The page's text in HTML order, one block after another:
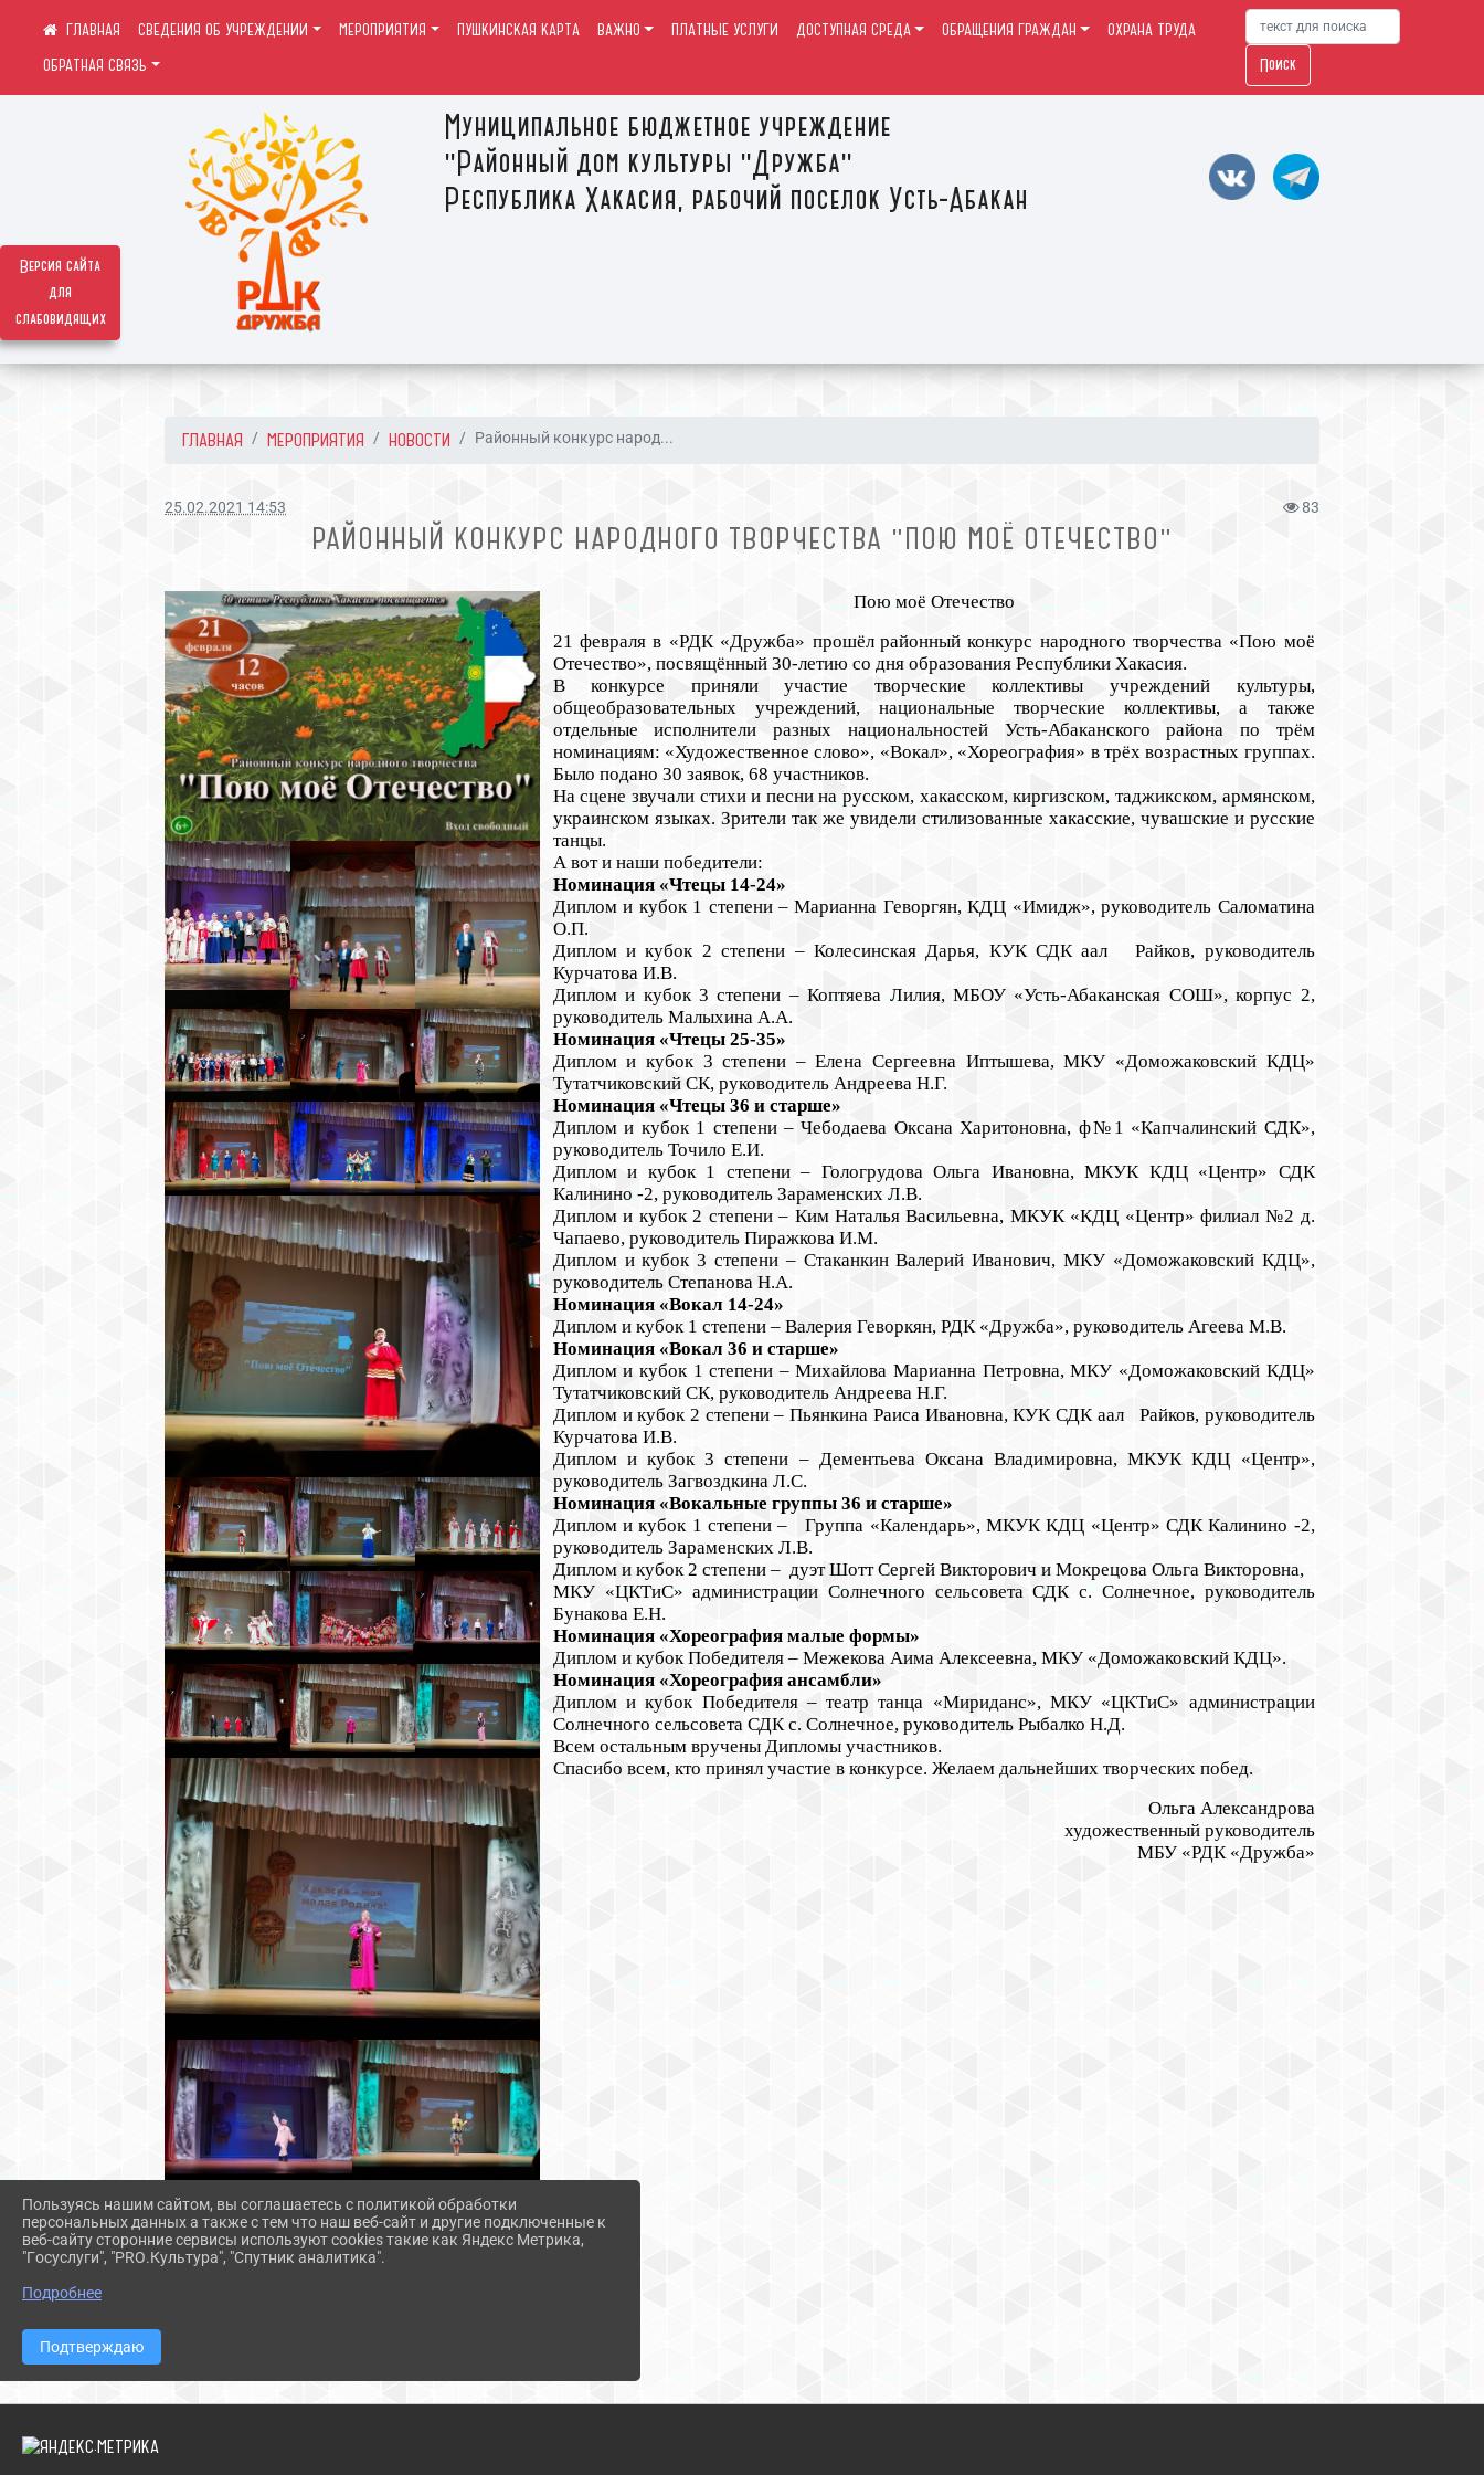
Версия сайта
для
слабовидящих
Муниципальное бюджетное учреждение
"Районный дом культуры "Дружба"
Республика Хакасия, рабочий поселок Усть-Абакан
СВЕДЕНИЯ ОБ УЧРЕЖДЕНИИ МЕРОПРИЯТИЯ ПУШКИНСКАЯ КАРТА ВАЖНО ПЛАТНЫЕ УСЛУГИ ДОСТУПНАЯ СРЕДА ОБРАЩЕНИЯ ГРАЖДАН
ОХРАНА ТРУДА
ОБРАТНАЯ СВЯЗЬ
Поиск
ГЛАВНАЯ МЕРОПРИЯТИЯ НОВОСТИ Районный конкурс народ...
25.02.2021 14:53 83
РАЙОННЫЙ КОНКУРС НАРОДНОГО ТВОРЧЕСТВА "ПОЮ МОЁ ОТЕЧЕСТВО"
Пою моё Отечество
21 февраля в «РДК «Дружба» прошёл районный конкурс народного творчества «Пою моё
Отечество», посвящённый 30-летию со дня образования Республики Хакасия.
В конкурсе приняли участие творческие коллективы учреждений культуры,
общеобразовательных учреждений, национальные творческие коллективы, а также
отдельные исполнители разных национальностей Усть-Абаканского района по трём
номинациям: «Художественное слово», «Вокал», «Хореография» в трёх возрастных группах.
Было подано 30 заявок, 68 участников.
На сцене звучали стихи и песни на русском, хакасском, киргизском, таджикском, армянском,
украинском языках. Зрители так же увидели стилизованные хакасские, чувашские и русские
танцы.
А вот и наши победители:
Номинация «Чтецы 14-24»
Диплом и кубок 1 степени – Марианна Геворгян, КДЦ «Имидж», руководитель Саломатина
О.П.
Диплом и кубок 2 степени – Колесинская Дарья, КУК СДК аал Райков, руководитель
Курчатова И.В.
Диплом и кубок 3 степени – Коптяева Лилия, МБОУ «Усть-Абаканская СОШ», корпус 2,
руководитель Малыхина А.А.
Номинация «Чтецы 25-35»
Диплом и кубок 3 степени – Елена Сергеевна Иптышева, МКУ «Доможаковский КДЦ»
Тутатчиковский СК, руководитель Андреева Н.Г.
Номинация «Чтецы 36 и старше»
Диплом и кубок 1 степени – Чебодаева Оксана Харитоновна, ф№1 «Капчалинский СДК»,
руководитель Точило Е.И.
Диплом и кубок 1 степени – Гологрудова Ольга Ивановна, МКУК КДЦ «Центр» СДК
Калинино -2, руководитель Зараменских Л.В.
Диплом и кубок 2 степени – Ким Наталья Васильевна, МКУК «КДЦ «Центр» филиал №2 д.
Чапаево, руководитель Пиражкова И.М.
Диплом и кубок 3 степени – Стаканкин Валерий Иванович, МКУ «Доможаковский КДЦ»,
руководитель Степанова Н.А.
Номинация «Вокал 14-24»
Диплом и кубок 1 степени – Валерия Геворкян, РДК «Дружба», руководитель Агеева М.В.
Номинация «Вокал 36 и старше»
Диплом и кубок 1 степени – Михайлова Марианна Петровна, МКУ «Доможаковский КДЦ»
Тутатчиковский СК, руководитель Андреева Н.Г.
Диплом и кубок 2 степени – Пьянкина Раиса Ивановна, КУК СДК аал Райков, руководитель
Курчатова И.В.
Диплом и кубок 3 степени – Дементьева Оксана Владимировна, МКУК КДЦ «Центр»,
руководитель Загвоздкина Л.С.
Номинация «Вокальные группы 36 и старше»
Диплом и кубок 1 степени – Группа «Календарь», МКУК КДЦ «Центр» СДК Калинино -2,
руководитель Зараменских Л.В.
Диплом и кубок 2 степени – дуэт Шотт Сергей Викторович и Мокрецова Ольга Викторовна,
МКУ «ЦКТиС» администрации Солнечного сельсовета СДК с. Солнечное, руководитель
Бунакова Е.Н.
Номинация «Хореография малые формы»
Диплом и кубок Победителя – Межекова Аима Алексеевна, МКУ «Доможаковский КДЦ».
Номинация «Хореография ансамбли»
Диплом и кубок Победителя – театр танца «Мириданс», МКУ «ЦКТиС» администрации
Солнечного сельсовета СДК с. Солнечное, руководитель Рыбалко Н.Д.
Всем остальным вручены Дипломы участников.
Спасибо всем, кто принял участие в конкурсе. Желаем дальнейших творческих побед.
Ольга Александрова
художественный руководитель
МБУ «РДК «Дружба»
Пользуясь нашим сайтом, вы соглашаетесь с политикой обработки
персональных данных а также с тем что наш веб-сайт и другие подключенные к
веб-сайту сторонние сервисы используют cookies такие как Яндекс Метрика,
"Госуслуги", "PRO.Культура", "Спутник аналитика".
Подробнее
Подтверждаю